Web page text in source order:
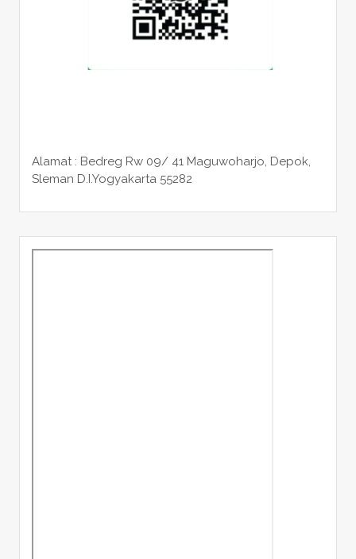
Alamat : Bedreg Rw 09/ 41 Maguwoharjo, Depok,
Sleman D.I.Yogyakarta 55282